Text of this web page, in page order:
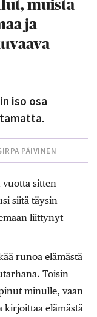
muista
ja
iso osa
PÄIVINEN
sitten
siitä täysin
liittynyt
runoa elämästä
Toisin
minulle, vaan
kirjoittaa elämästä